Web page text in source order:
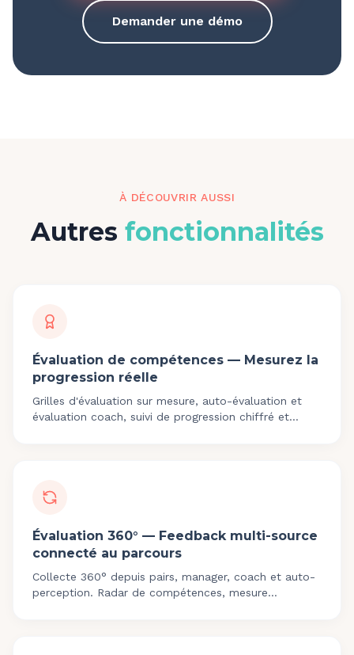
Demander une démo
À DÉCOUVRIR AUSSI
Autres fonctionnalités
Évaluation de compétences — Mesurez la
progression réelle
Grilles d'évaluation sur mesure, auto-évaluation et
évaluation coach, suivi de progression chiffré et
Évaluation 360° — Feedback multi-source
connecté au parcours
Collecte 360° depuis pairs, manager, coach et auto-
perception. Radar de compétences, mesure